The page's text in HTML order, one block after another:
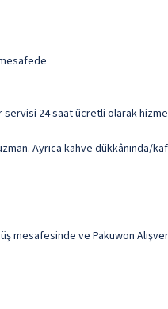
servisi 24 saat ücretli olarak
Ayrıca kahve
ve Pakuwon